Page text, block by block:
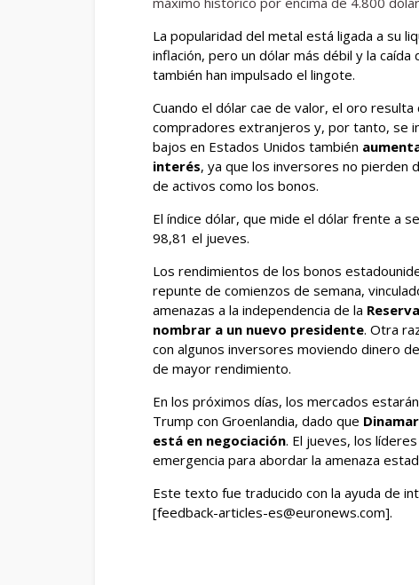
La popularidad del metal está ligada a su
inflación, pero un dólar más débil y la
también han impulsado el lingote.
Cuando el dólar cae de valor, el oro
compradores extranjeros y, por tanto, se
bajos en Estados Unidos también
interés, ya que los inversores no pierden
de activos como los bonos.
El índice dólar, que mide el dólar frente a
98,81 el jueves.
Los rendimientos de los bonos
repunte de comienzos de semana,
amenazas a la independencia de la
nombrar a un nuevo presidente. Otra
con algunos inversores moviendo dinero
de mayor rendimiento.
En los próximos días, los mercados
Trump con Groenlandia, dado que
está en negociación. El jueves, los
emergencia para abordar la amenaza
Este texto fue traducido con la ayuda de
[feedback-articles-es@euronews.com].